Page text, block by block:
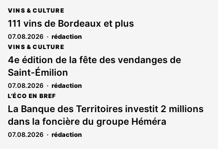
VINS & CULTURE
111 vins de Bordeaux et plus
07.08.2026 rédaction
VINS & CULTURE
4e édition de la fête des vendanges de
Saint-Émilion
07.08.2026 rédaction
L'ÉCO EN BREF
La Banque des Territoires investit 2 millions
dans la foncière du groupe Héméra
07.08.2026 rédaction